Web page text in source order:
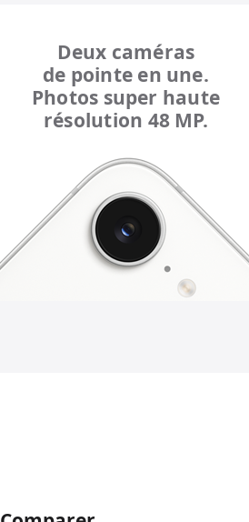
Deux caméras
de pointe en une.
Photos super haute
résolution 48 MP.